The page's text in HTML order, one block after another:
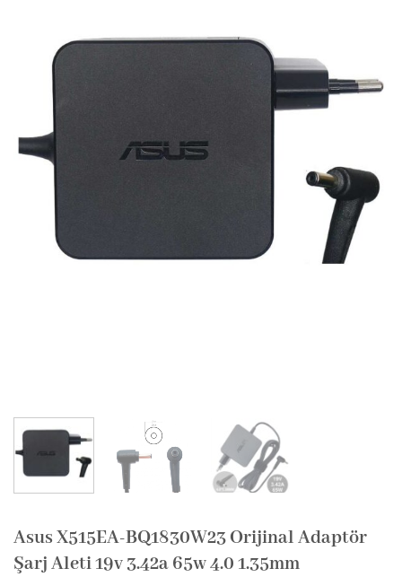
Asus X515EA-BQ1830W23 Orijinal Adaptör
Şarj Aleti 19v 3.42a 65w 4.0 1.35mm